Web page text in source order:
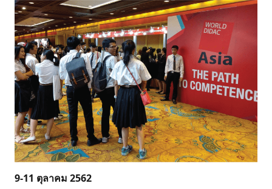
9-11 ตุลาคม 2562